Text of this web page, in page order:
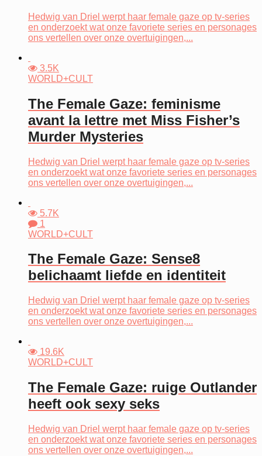
Hedwig van Driel werpt haar female gaze op tv-series
en onderzoekt wat onze favoriete series en personages
ons vertellen over onze overtuigingen,...
3.5K
WORLD+CULT
The Female Gaze: feminisme
avant la lettre met Miss Fisher’s
Murder Mysteries
Hedwig van Driel werpt haar female gaze op tv-series
en onderzoekt wat onze favoriete series en personages
ons vertellen over onze overtuigingen,...
5.7K
1
WORLD+CULT
The Female Gaze: Sense8
belichaamt liefde en identiteit
Hedwig van Driel werpt haar female gaze op tv-series
en onderzoekt wat onze favoriete series en personages
ons vertellen over onze overtuigingen,...
19.6K
WORLD+CULT
The Female Gaze: ruige Outlander
heeft ook sexy seks
Hedwig van Driel werpt haar female gaze op tv-series
en onderzoekt wat onze favoriete series en personages
ons vertellen over onze overtuigingen,...